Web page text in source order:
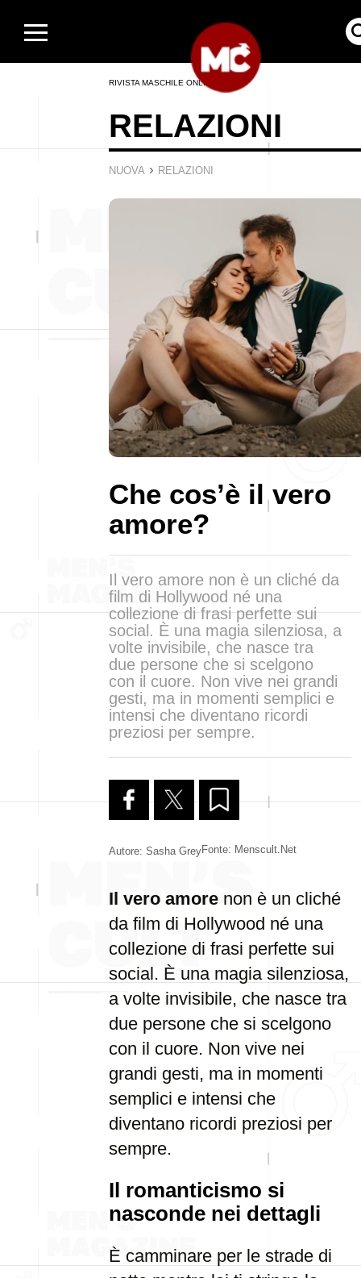
RIVISTA MASCHILE ONLINE
RELAZIONI
NUOVA › RELAZIONI
Che cos’è il vero
amore?
Il vero amore non è un cliché da
film di Hollywood né una
collezione di frasi perfette sui
social. È una magia silenziosa, a
volte invisibile, che nasce tra
due persone che si scelgono
con il cuore. Non vive nei grandi
gesti, ma in momenti semplici e
intensi che diventano ricordi
preziosi per sempre.
Autore: Sasha GreyFonte: Menscult.net
Il vero amore non è un cliché
da film di Hollywood né una
collezione di frasi perfette sui
social. È una magia silenziosa,
a volte invisibile, che nasce tra
due persone che si scelgono
con il cuore. Non vive nei
grandi gesti, ma in momenti
semplici e intensi che
diventano ricordi preziosi per
sempre.
Il romanticismo si
nasconde nei dettagli
È camminare per le strade di